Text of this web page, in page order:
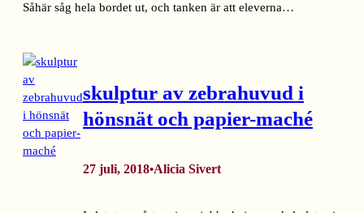
Såhär såg hela bordet ut, och tanken är att eleverna…
skulptur av zebrahuvud i
hönsnät och papier-maché
27 juli, 2018•Alicia Sivert